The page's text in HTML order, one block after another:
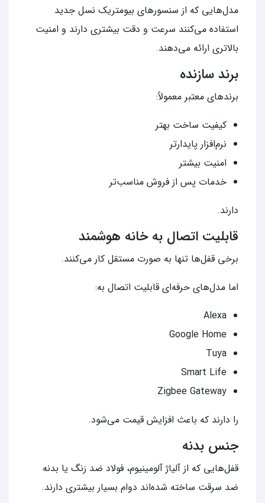
مدل‌هایی که از سنسورهای بیومتریک نسل جدید
استفاده می‌کنند سرعت و دقت بیشتری دارند و امنیت
بالاتری ارائه می‌دهند.
برند سازنده
برندهای معتبر معمولاً:
کیفیت ساخت بهتر
نرم‌افزار پایدارتر
امنیت بیشتر
خدمات پس از فروش مناسب‌تر
دارند.
قابلیت اتصال به خانه هوشمند
برخی قفل‌ها تنها به صورت مستقل کار می‌کنند.
اما مدل‌های حرفه‌ای قابلیت اتصال به:
Alexa
Google Home
Tuya
Smart Life
Zigbee Gateway
را دارند که باعث افزایش قیمت می‌شود.
جنس بدنه
قفل‌هایی که از آلیاژ آلومینیوم، فولاد ضد زنگ یا بدنه
ضد سرقت ساخته شده‌اند دوام بسیار بیشتری دارند.